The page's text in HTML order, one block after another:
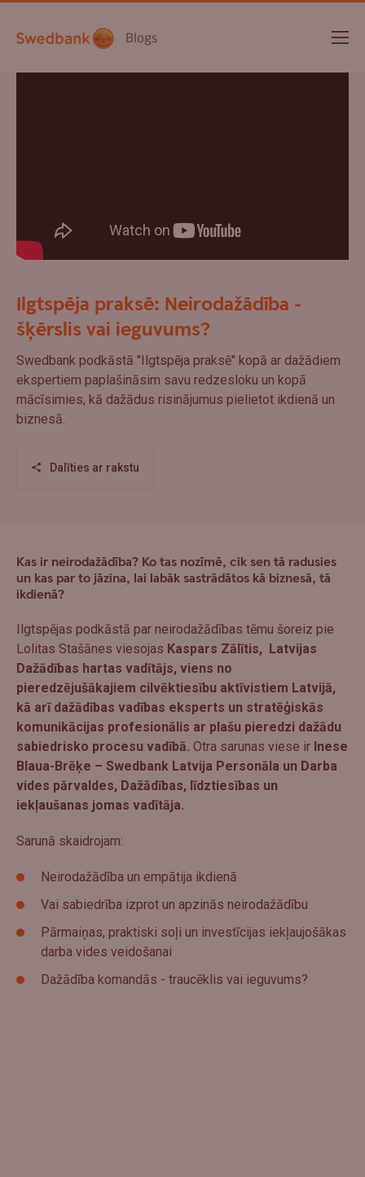
Blogs
Ilgtspēja praksē: Neirodažādība -
šķērslis vai ieguvums?
Swedbank podkāstā "Ilgtspēja praksē" kopā ar dažādiem
ekspertiem paplašināsim savu redzesloku un kopā
mācīsimies, kā dažādus risinājumus pielietot ikdienā un
biznesā.
Dalīties ar rakstu
Kas ir neirodažādība? Ko tas nozīmē, cik sen tā radusies
un kas par to jāzina, lai labāk sastrādātos kā biznesā, tā
ikdienā?
Ilgtspējas podkāstā par neirodažādības tēmu šoreiz pie
Lolitas Stašānes viesojas Kaspars Zālītis, Latvijas
Dažādības hartas vadītājs, viens no
pieredzējušākajiem cilvēktiesību aktīvistiem Latvijā,
kā arī dažādības vadības eksperts un stratēģiskās
komunikācijas profesionālis ar plašu pieredzi dažādu
sabiedrisko procesu vadībā. Otra sarunas viese ir Inese
Blaua-Brēķe – Swedbank Latvija Personāla un Darba
vides pārvaldes, Dažādības, līdztiesības un
iekļaušanas jomas vadītāja.
Sarunā skaidrojam:
Neirodažādība un empātija ikdienā
Vai sabiedrība izprot un apzinās neirodažādību
Pārmaiņas, praktiski soļi un investīcijas iekļaujošākas
darba vides veidošanai
Dažādība komandās - traucēklis vai ieguvums?